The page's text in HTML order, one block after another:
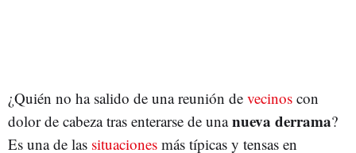
¿Quién no ha salido de una reunión de vecinos con
dolor de cabeza tras enterarse de unanueva derrama?
Es una de las situaciones más típicas y tensas en